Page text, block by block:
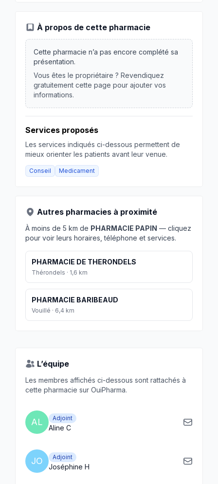
À propos de cette pharmacie
Cette pharmacie n’a pas encore complété sa
présentation.
Vous êtes le propriétaire ? Revendiquez
gratuitement cette page pour ajouter vos
informations.
Services proposés
Les services indiqués ci-dessous permettent de
mieux orienter les patients avant leur venue.
Conseil Medicament
Autres pharmacies à proximité
À moins de 5 km de PHARMACIE PAPIN — cliquez
pour voir leurs horaires, téléphone et services.
PHARMACIE DE THERONDELS
Thérondels · 1,6 km
PHARMACIE BARIBEAUD
Vouillé · 6,4 km
L’équipe
Les membres affichés ci-dessous sont rattachés à
cette pharmacie sur OuiPharma.
AL Adjoint
Aline C
JO Adjoint
Joséphine H